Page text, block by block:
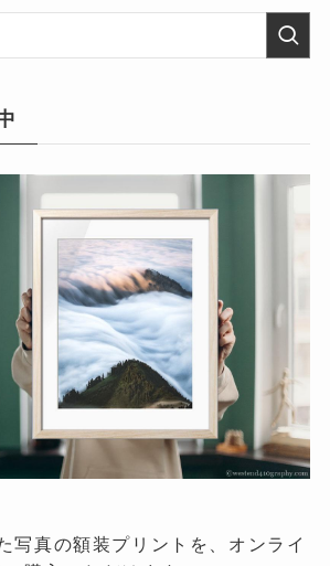
写真の額装プリントを、オンライ